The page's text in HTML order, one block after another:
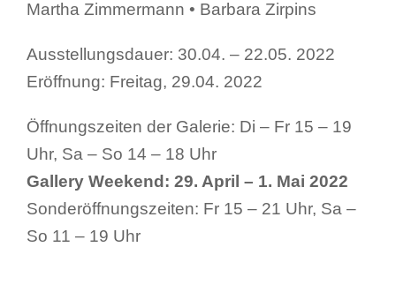
Martha Zimmermann • Barbara Zirpins
Ausstellungsdauer: 30.04. – 22.05. 2022
Eröffnung: Freitag, 29.04. 2022
Öffnungszeiten der Galerie: Di – Fr 15 – 19
Uhr, Sa – So 14 – 18 Uhr
Gallery Weekend: 29. April – 1. Mai 2022
Sonderöffnungszeiten: Fr 15 – 21 Uhr, Sa –
So 11 – 19 Uhr